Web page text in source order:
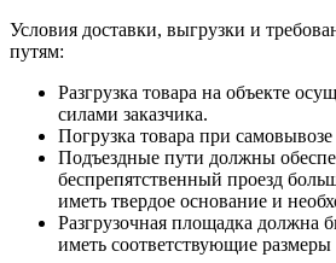
Условия доставки, выгрузки и
путям:
Разгрузка товара на объекте
силами заказчика.
Погрузка товара при
Подъездные пути должны
беспрепятственный проезд
иметь твердое основание и
Разгрузочная площадка должна
иметь соответствующие размеры